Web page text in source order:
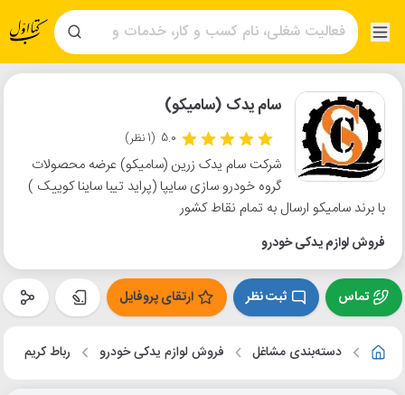
سام یدک (سامیکو)
5.0 (1 نظر)
شرکت سام یدک زرین (سامیکو) عرضه محصولات
گروه خودرو سازی سایپا (پراید تیبا ساینا کوییک )
با برند سامیکو ارسال به تمام نقاط کشور
فروش لوازم یدکی خودرو
تماس ثبت نظر ارتقای پروفایل
دسته‌بندی مشاغل فروش لوازم یدکی خودرو رباط کریم